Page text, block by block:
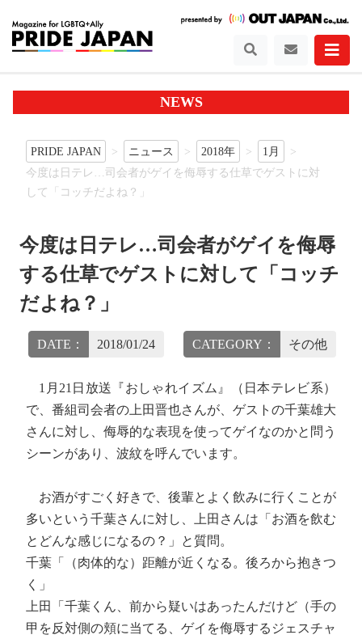
NEWS
PRIDE JAPAN ニュース 2018年
1月
今度は日テレ…司会者がゲイを侮辱する仕草でゲストに対
して「コッチだよね？」
今度は日テレ…司会者がゲイを侮辱
する仕草でゲストに対して「コッチ
だよね？」
DATE： 2018/01/24 CATEGORY： その他
1月21日放送『おしゃれイズム』（日本テレビ系）
で、番組司会者の上田晋也さんが、ゲストの千葉雄大
さんに対し、侮辱的な表現を使ってゲイなのかと問う
シーンがあり、波紋を呼んでいます。
お酒がすごく好きで、後輩とよく飲みに行くことが
多いという千葉さんに対し、上田さんは「お酒を飲む
とどんな感じになるの？」と質問。
千葉「（肉体的な）距離が近くなる。後ろから抱きつ
く」
上田「千葉くん、前から疑いはあったんだけど（手の
甲を反対側の頬に当てる、ゲイを侮辱するジェスチャ